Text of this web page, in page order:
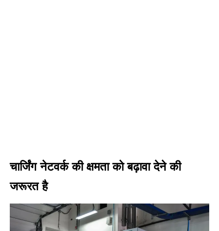
चार्जिंग नेटवर्क की क्षमता को बढ़ावा देने की
जरूरत है